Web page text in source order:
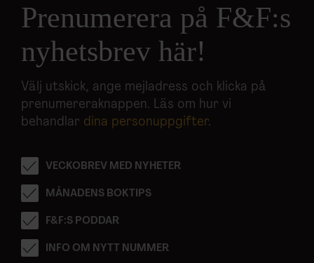
Prenumerera på F&F:s
nyhetsbrev här!
Välj utskick, ange mejladress och klicka på
prenumereraknappen. Läs om hur vi
behandlar dina personuppgifter.
VECKOBREV MED NYHETER
MÅNADENS BOKTIPS
F&F:S PODDAR
INFO OM NYTT NUMMER